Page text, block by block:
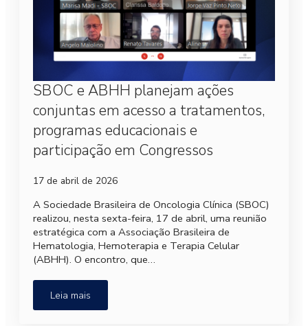
SBOC e ABHH planejam ações
conjuntas em acesso a tratamentos,
programas educacionais e
participação em Congressos
17 de abril de 2026
A Sociedade Brasileira de Oncologia Clínica (SBOC)
realizou, nesta sexta-feira, 17 de abril, uma reunião
estratégica com a Associação Brasileira de
Hematologia, Hemoterapia e Terapia Celular
(ABHH). O encontro, que…
Leia mais